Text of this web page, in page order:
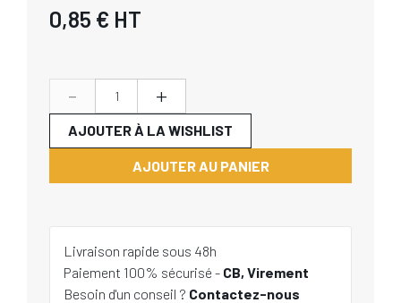
0,85 € HT
- +
AJOUTER AU PANIER
AJOUTER À LA WISHLIST
Livraison rapide sous 48h
Paiement 100% sécurisé - CB, Virement
Besoin d'un conseil ? Contactez-nous